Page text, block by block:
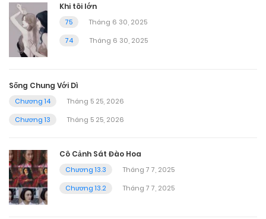
Khi tôi lớn
75
Tháng 6 30, 2025
74
Tháng 6 30, 2025
Sống Chung Với Dì
Chương 14
Tháng 5 25, 2026
Chương 13
Tháng 5 25, 2026
Cô Cảnh Sát Đào Hoa
Chương 13.3
Tháng 7 7, 2025
Chương 13.2
Tháng 7 7, 2025